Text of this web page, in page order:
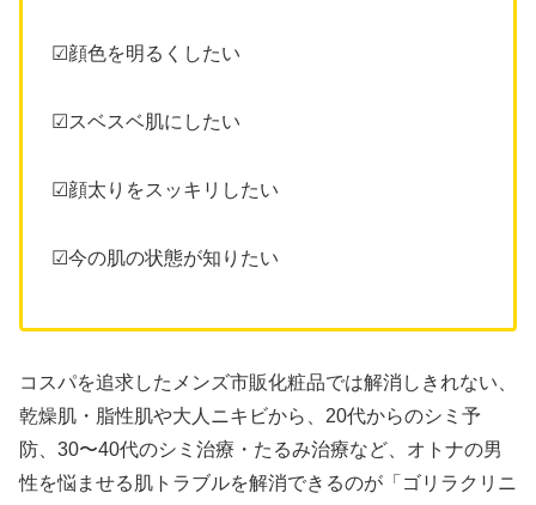
☑顔色を明るくしたい
☑スベスベ肌にしたい
☑顔太りをスッキリしたい
☑今の肌の状態が知りたい
コスパを追求したメンズ市販化粧品では解消しきれない、
乾燥肌・脂性肌や大人ニキビから、20代からのシミ予
防、30〜40代のシミ治療・たるみ治療など、オトナの男
性を悩ませる肌トラブルを解消できるのが「ゴリラクリニ